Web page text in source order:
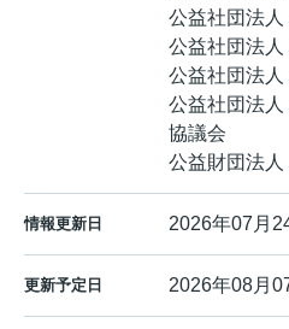
公益社団法
公益社団法
公益社団法
公益社団法人
協議会
公益財団法
情報更新日 2026年07月
更新予定日 2026年08月